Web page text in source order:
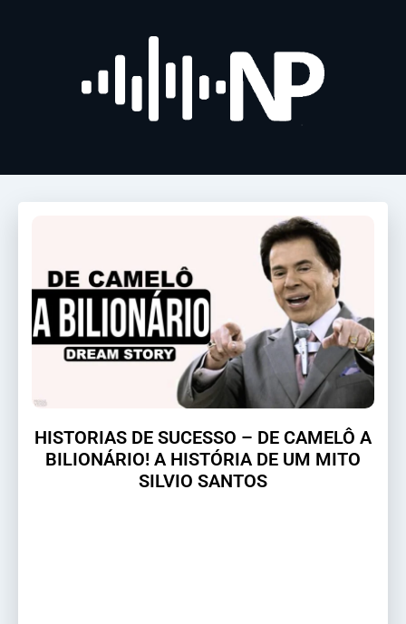
HISTORIAS DE SUCESSO – DE CAMELÔ A
BILIONÁRIO! A HISTÓRIA DE UM MITO
SILVIO SANTOS